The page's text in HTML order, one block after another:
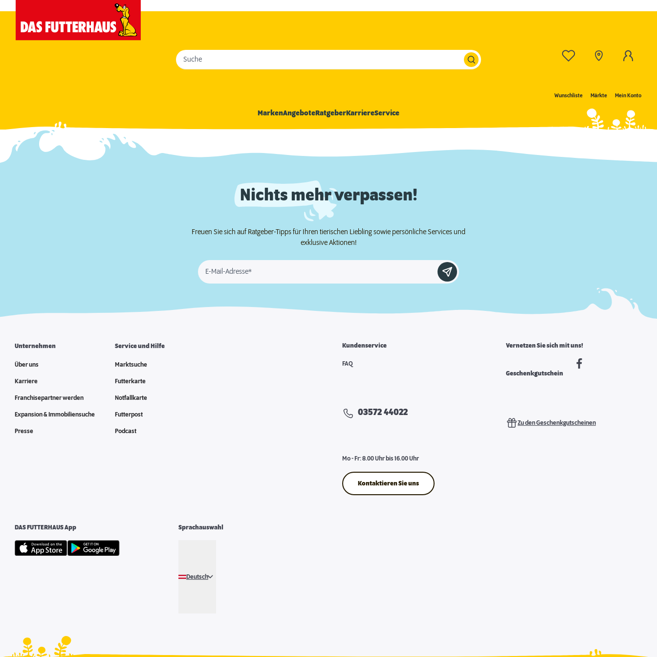
Wunschliste Märkte Mein Konto
Suche
MarkenAngeboteRatgeberKarriereService
Nichts mehr verpassen!
Freuen Sie sich auf Ratgeber-Tipps für Ihren tierischen Liebling sowie persönliche Services und
exklusive Aktionen!
E-Mail-Adresse*
Unternehmen
Über uns
Karriere
Franchisepartner werden
Expansion & Immobiliensuche
Presse
Service und Hilfe
Marktsuche
Futterkarte
Notfallkarte
Futterpost
Podcast
Kundenservice
FAQ
03572 44022
Mo - Fr: 8.00 Uhr bis 16.00 Uhr
Kontaktieren Sie uns
Vernetzen Sie sich mit uns!
Geschenkgutschein
Zu den Geschenkgutscheinen
DAS FUTTERHAUS App Sprachauswahl
Deutsch